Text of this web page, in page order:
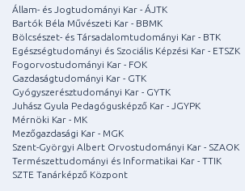
Állam- és Jogtudományi Kar - ÁJTK
Bartók Béla Művészeti Kar - BBMK
Bölcsészet- és Társadalomtudományi Kar - BTK
Egészségtudományi és Szociális Képzési Kar - ETSZK
Fogorvostudományi Kar - FOK
Gazdaságtudományi Kar - GTK
Gyógyszerésztudományi Kar - GYTK
Juhász Gyula Pedagógusképző Kar - JGYPK
Mérnöki Kar - MK
Mezőgazdasági Kar - MGK
Szent-Györgyi Albert Orvostudományi Kar - SZAOK
Természettudományi és Informatikai Kar - TTIK
SZTE Tanárképző Központ